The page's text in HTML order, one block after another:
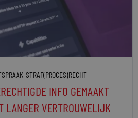
STRAF(PROCES)RECHT
INFO GEMAAKT
LANGER VERTROUWELIJK